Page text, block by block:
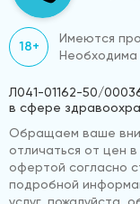
18+
Имеются
Необходима
Л041-01162-50/
в сфере
Обращаем ваше
отличаться от цен
офертой согласно
подробной
услуг, пожалуйста,